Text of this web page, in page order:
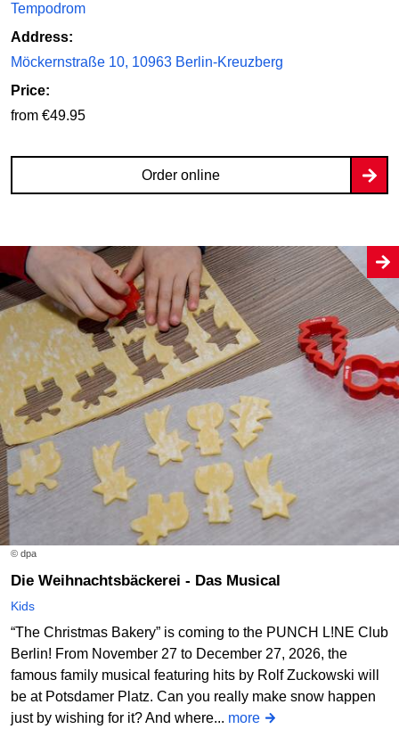
Tempodrom
Address:
Möckernstraße 10, 10963 Berlin-Kreuzberg
Price:
from €49.95
Order online
© dpa
Die Weihnachtsbäckerei - Das Musical
Kids
“The Christmas Bakery” is coming to the PUNCH L!NE Club
Berlin! From November 27 to December 27, 2026, the
famous family musical featuring hits by Rolf Zuckowski will
be at Potsdamer Platz. Can you really make snow happen
just by wishing for it? And where... more